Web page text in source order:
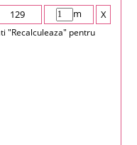
129 m X
"Recalculeaza" pentru